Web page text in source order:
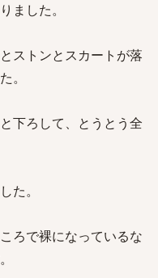
ました。
ストンとスカートが落
。
下ろして、とうとう全
た。
ろで裸になっているな